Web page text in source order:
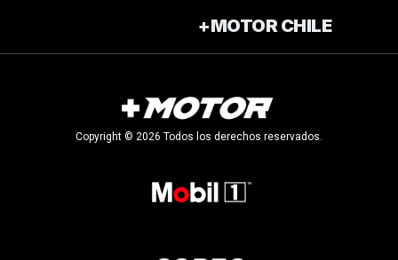
+MOTOR CHILE
Copyright © 2026 Todos los derechos reservados.